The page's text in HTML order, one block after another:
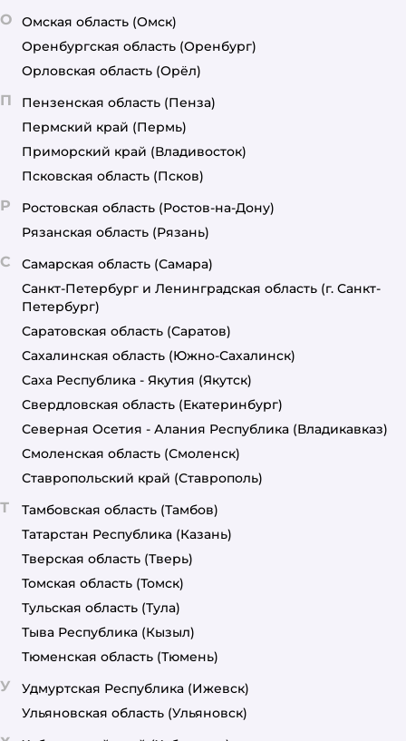
О Омская область (Омск)
Оренбургская область (Оренбург)
Орловская область (Орёл)
П Пензенская область (Пенза)
Пермский край (Пермь)
Приморский край (Владивосток)
Псковская область (Псков)
Р Ростовская область (Ростов-на-Дону)
Рязанская область (Рязань)
С Самарская область (Самара)
Санкт-Петербург и Ленинградская область (г. Санкт-
Петербург)
Саратовская область (Саратов)
Сахалинская область (Южно-Сахалинск)
Саха Республика - Якутия (Якутск)
Свердловская область (Екатеринбург)
Северная Осетия - Алания Республика (Владикавказ)
Смоленская область (Смоленск)
Ставропольский край (Ставрополь)
Т Тамбовская область (Тамбов)
Татарстан Республика (Казань)
Тверская область (Тверь)
Томская область (Томск)
Тульская область (Тула)
Тыва Республика (Кызыл)
Тюменская область (Тюмень)
У Удмуртская Республика (Ижевск)
Ульяновская область (Ульяновск)